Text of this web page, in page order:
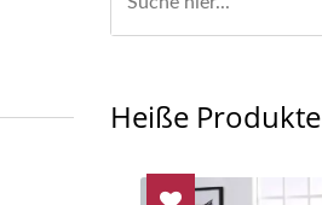
Heiße Produkte